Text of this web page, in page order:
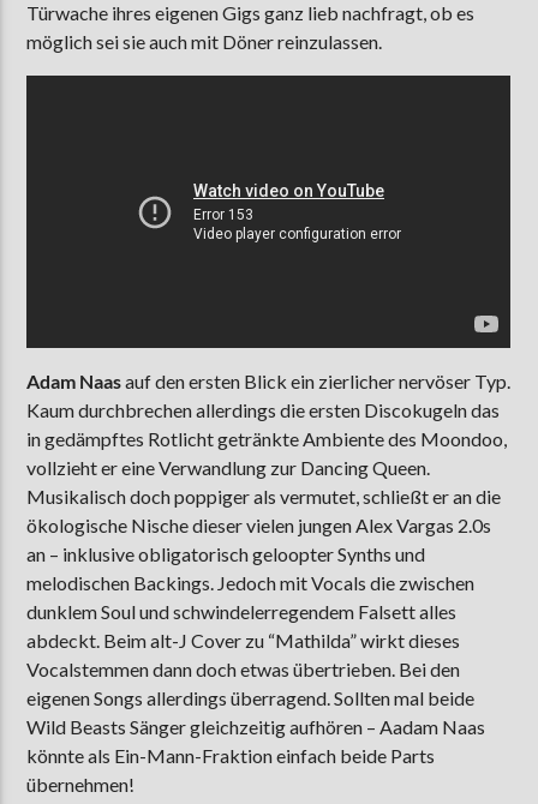
Türwache ihres eigenen Gigs ganz lieb nachfragt, ob es
möglich sei sie auch mit Döner reinzulassen.
Adam Naasauf den ersten Blick ein zierlicher nervöser Typ.
Kaum durchbrechen allerdings die ersten Discokugeln das
in gedämpftes Rotlicht getränkte Ambiente des Moondoo,
vollzieht er eine Verwandlung zur Dancing Queen.
Musikalisch doch poppiger als vermutet, schließt er an die
ökologische Nische dieser vielen jungen Alex Vargas 2.0s
an – inklusive obligatorisch geloopter Synths und
melodischen Backings. Jedoch mit Vocals die zwischen
dunklem Soul und schwindelerregendem Falsett alles
abdeckt. Beim alt-J Cover zu “Mathilda” wirkt dieses
Vocalstemmen dann doch etwas übertrieben. Bei den
eigenen Songs allerdings überragend. Sollten mal beide
Wild Beasts Sänger gleichzeitig aufhören – Aadam Naas
könnte als Ein-Mann-Fraktion einfach beide Parts
übernehmen!